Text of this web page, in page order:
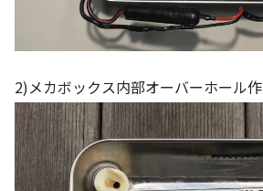
2)メカボックス内部オーバーホール